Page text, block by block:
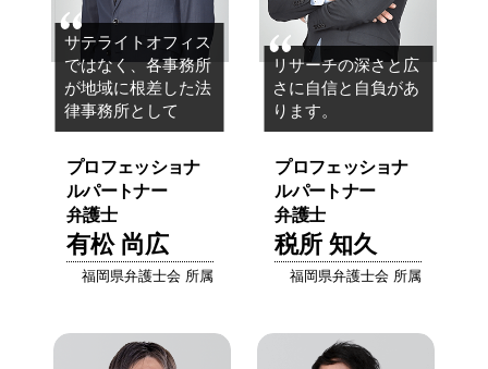
サテライトオフィス
ではなく、各事務所
が地域に根差した法
律事務所として
プロフェッショナ
ルパートナー
弁護士
有松 尚広
福岡県弁護士会 所属
リサーチの深さと広
さに 自信と自負があ
ります。
プロフェッショナ
ルパートナー
弁護士
税所 知久
福岡県弁護士会 所属